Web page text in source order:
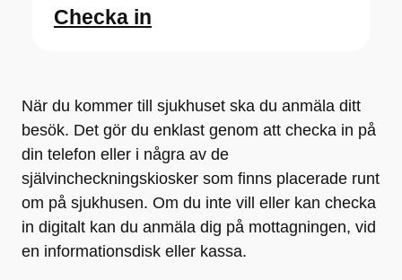
Checka in
När du kommer till sjukhuset ska du anmäla ditt
besök. Det gör du enklast genom att checka in på
din telefon eller i några av de
självincheckningskiosker som finns placerade runt
om på sjukhusen. Om du inte vill eller kan checka
in digitalt kan du anmäla dig på mottagningen, vid
en informationsdisk eller kassa.